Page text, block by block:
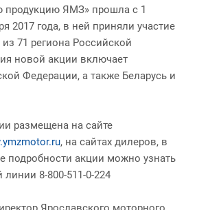
продукцию ЯМЗ» прошла с 1
2017 года, в ней приняли участие
71 региона Российской
новой акции включает
Федерации, а также Беларусь и
размещена на сайте
, на сайтах дилеров, в
подробности акции можно узнать
линии 8-800-511-0-224